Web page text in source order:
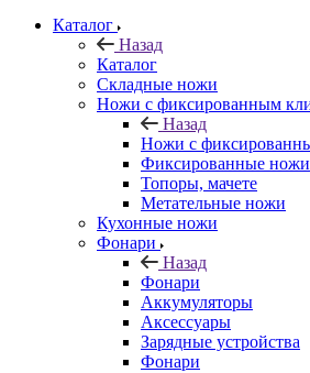
Каталог
Назад
Каталог
Складные ножи
Ножи с фиксированным
Назад
Ножи с
Фиксированные ножи
Топоры, мачете
Метательные ножи
Кухонные ножи
Фонари
Назад
Фонари
Аккумуляторы
Аксессуары
Зарядные устройства
Фонари